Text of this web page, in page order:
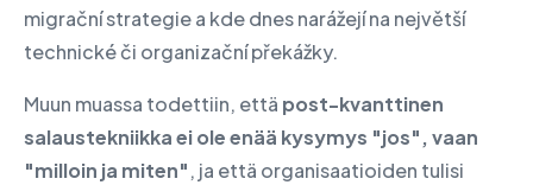
migrační strategie a kde dnes narážejí na největší
technické či organizační překážky.
Muun muassa todettiin, että post-kvanttinen
salaustekniikka ei ole enää kysymys "jos", vaan
"milloin ja miten", ja että organisaatioiden tulisi